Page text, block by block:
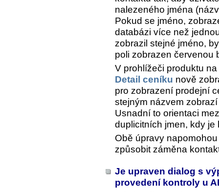
nalezeného jména
Pokud se jméno,
databázi více než
zobrazil stejné jméno,
poli zobrazen červenou
V prohlížeči produktu
Detail ceníku nově
pro zobrazení prodejní
stejným názvem
Usnadní to orientaci
duplicitních jmen, kdy je
Obě úpravy
způsobit záměna
Je upraven dialog s
provedení kontroly u